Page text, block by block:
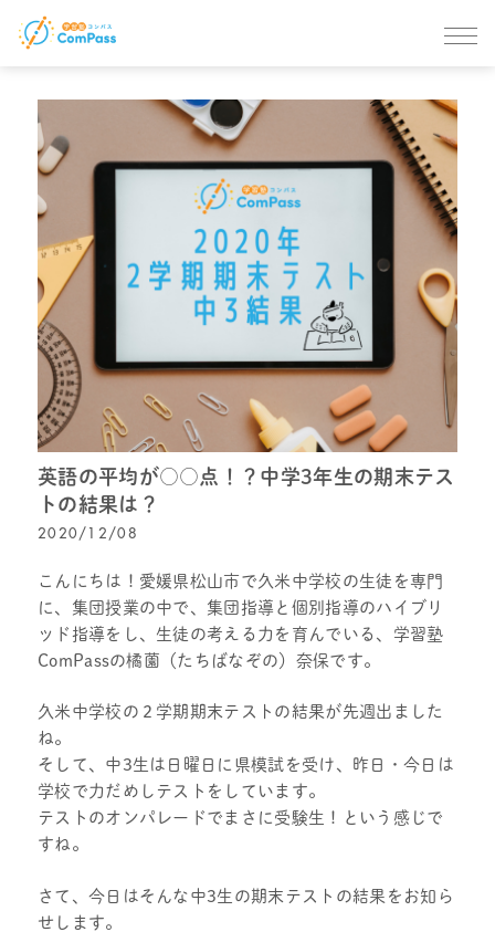
英語の平均が○○点！？中学3年生の期末テス
トの結果は？
2020/12/08
こんにちは！愛媛県松山市で久米中学校の生徒を専門
に、集団授業の中で、集団指導と個別指導のハイブリ
ッド指導をし、生徒の考える力を育んでいる、学習塾
ComPassの橘薗（たちばなぞの）奈保です。
久米中学校の２学期期末テストの結果が先週出ました
ね。
そして、中3生は日曜日に県模試を受け、昨日・今日は
学校で力だめしテストをしています。
テストのオンパレードでまさに受験生！という感じで
すね。
さて、今日はそんな中3生の期末テストの結果をお知ら
せします。